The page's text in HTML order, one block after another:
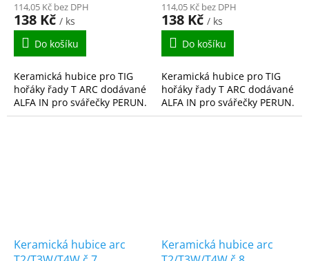
114,05 Kč bez DPH
138 Kč / ks
Do košíku
Keramická hubice pro TIG
hořáky řady T ARC dodávané
ALFA IN pro svářečky PERUN.
114,05 Kč bez DPH
138 Kč / ks
Do košíku
Keramická hubice pro TIG
hořáky řady T ARC dodávané
ALFA IN pro svářečky PERUN.
Keramická hubice arc
Keramická hubice arc